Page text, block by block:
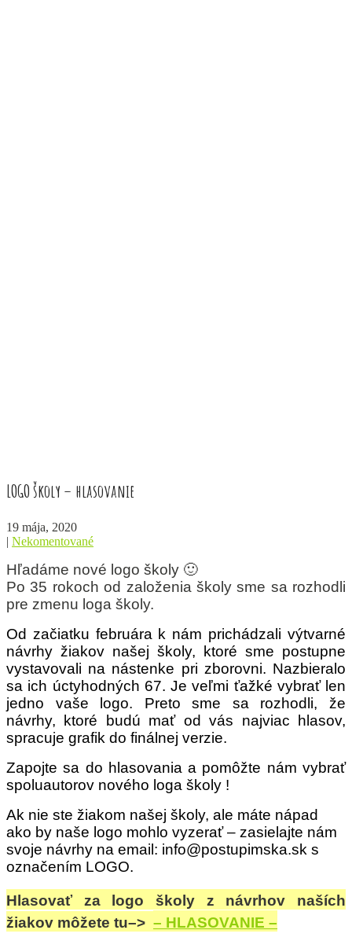
LOGO školy – hlasovanie
19 mája, 2020
| Nekomentované
Hľadáme nové logo školy 🙂
Po 35 rokoch od založenia školy sme sa rozhodli
pre zmenu loga školy.
Od začiatku februára k nám prichádzali výtvarné
návrhy žiakov našej školy, ktoré sme postupne
vystavovali na nástenke pri zborovni. Nazbieralo
sa ich úctyhodných 67. Je veľmi ťažké vybrať len
jedno vaše logo. Preto sme sa rozhodli, že
návrhy, ktoré budú mať od vás najviac hlasov,
spracuje grafik do finálnej verzie.
Zapojte sa do hlasovania a pomôžte nám vybrať
spoluautorov nového loga školy !
Ak nie ste žiakom našej školy, ale máte nápad
ako by naše logo mohlo vyzerať – zasielajte nám
svoje návrhy na email: info@postupimska.sk s
označením LOGO.
Hlasovať za logo školy z návrhov naších
žiakov môžete tu–> – HLASOVANIE –